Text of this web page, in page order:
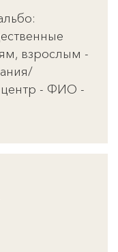
взрослым -
центр - ФИО -